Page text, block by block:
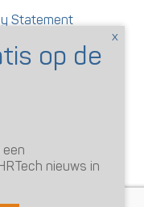
Statement
artikelen en
nieuws in